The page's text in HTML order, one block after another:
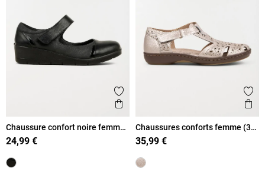
Ajouter aux favoris
Aperçu rapide
Chaussure confort noire femme
(36-41)
24,99 €
Chaussures conforts femme (37-
42)
35,99 €